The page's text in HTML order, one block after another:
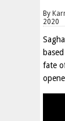
By
2020
fate